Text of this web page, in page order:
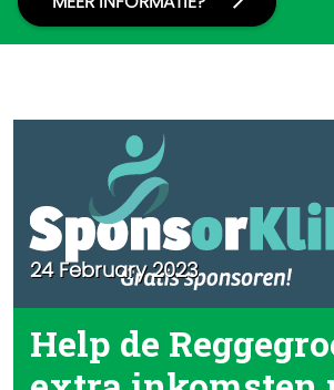
24 February 2023
Help de